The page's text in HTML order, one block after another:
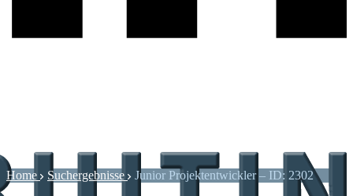
Home Suchergebnisse Junior Projektentwickler – ID: 2302